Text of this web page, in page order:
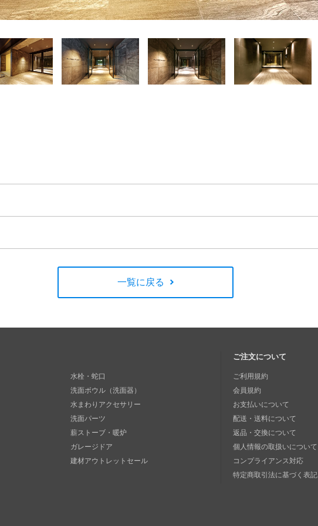
一覧に戻る
水栓・蛇口
洗面ボウル（洗面器）
水まわりアクセサリー
洗面パーツ
薪ストーブ・暖炉
ガレージドア
建材アウトレットセール
ご注文について
ご利用規約
会員規約
お支払いについて
配送・送料について
返品・交換について
個人情報の取扱いについて
コンプライアンス対応
特定商取引法に基づく表記